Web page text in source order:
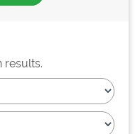
results.